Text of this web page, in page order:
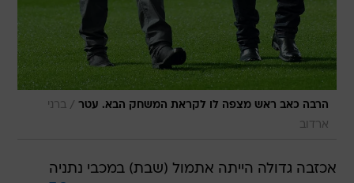
הרבה כאב ראש מצפה לו לקראת המשחק הבא. עטר / ברני
ארדוב
אכזבה גדולה הייתה אתמול (שבת) במכבי נתניה